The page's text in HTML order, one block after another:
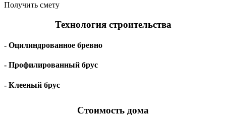
Получить смету
Технология строительства
- Оцилиндрованное бревно
- Профилированный брус
- Клееный брус
Стоимость дома